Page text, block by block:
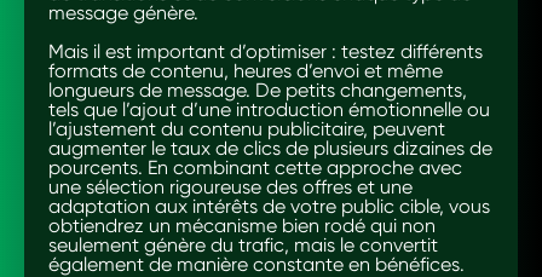
message génère.
Mais il est important d’optimiser : testez différents
formats de contenu, heures d’envoi et même
longueurs de message. De petits changements,
tels que l’ajout d’une introduction émotionnelle ou
l’ajustement du contenu publicitaire, peuvent
augmenter le taux de clics de plusieurs dizaines de
pourcents. En combinant cette approche avec
une sélection rigoureuse des offres et une
adaptation aux intérêts de votre public cible, vous
obtiendrez un mécanisme bien rodé qui non
seulement génère du trafic, mais le convertit
également de manière constante en bénéfices.